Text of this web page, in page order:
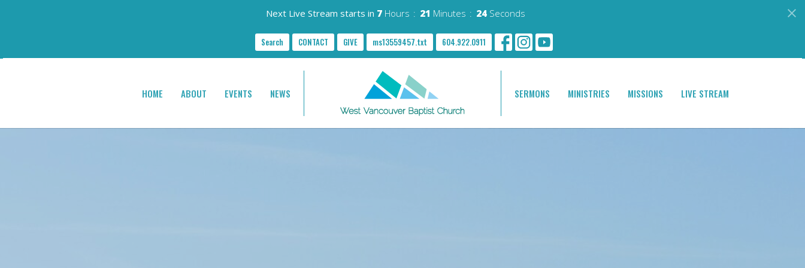
Next Live Stream starts in 7 Hours 21 Minutes 22 Seconds
Search CONTACT GIVE ms13559457.txt 604.922.0911
HOME ABOUT EVENTS NEWS SERMONS MINISTRIES MISSIONS LIVE STREAM